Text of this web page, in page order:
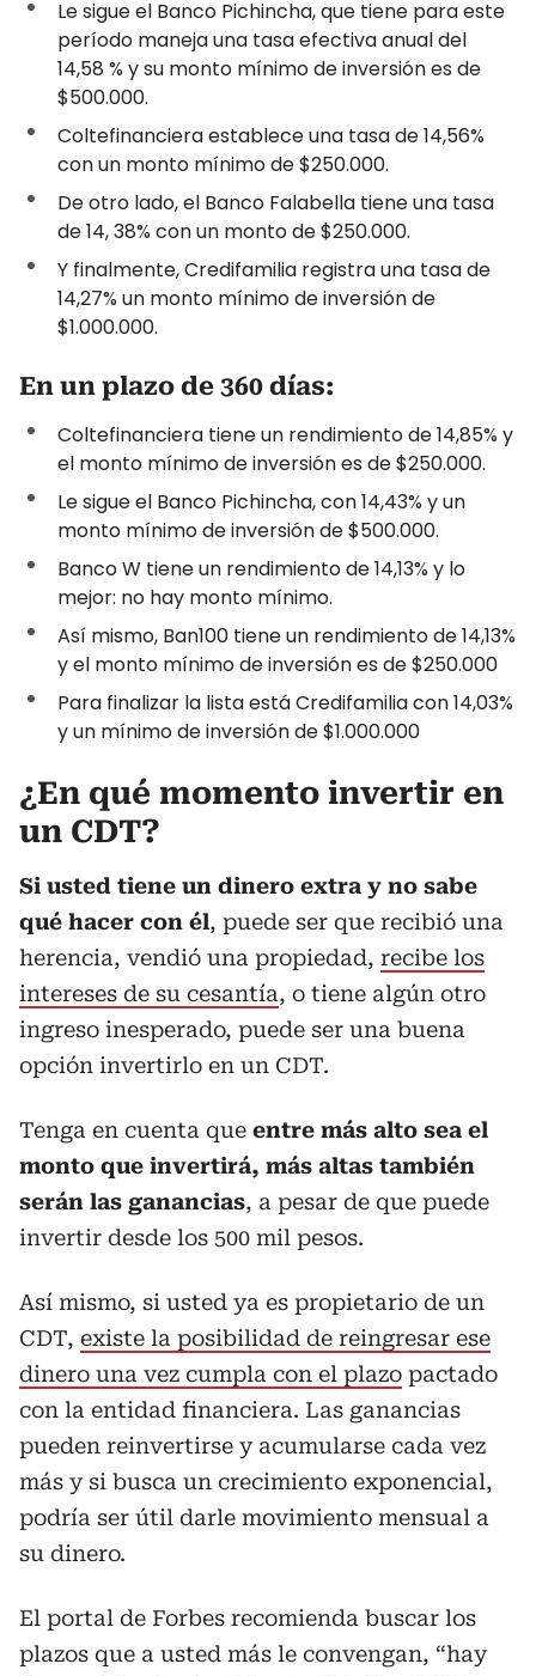
Le sigue el Banco Pichincha, que tiene para este
período maneja una tasa efectiva anual del
14,58 % y su monto mínimo de inversión es de
$500.000.
Coltefinanciera establece una tasa de 14,56%
con un monto mínimo de $250.000.
De otro lado, el Banco Falabella tiene una tasa
de 14, 38% con un monto de $250.000.
Y finalmente, Credifamilia registra una tasa de
14,27% un monto mínimo de inversión de
$1.000.000.
En un plazo de 360 días:
Coltefinanciera tiene un rendimiento de 14,85% y
el monto mínimo de inversión es de $250.000.
Le sigue el Banco Pichincha, con 14,43% y un
monto mínimo de inversión de $500.000.
Banco W tiene un rendimiento de 14,13% y lo
mejor: no hay monto mínimo.
Así mismo, Ban100 tiene un rendimiento de 14,13%
y el monto mínimo de inversión es de $250.000
Para finalizar la lista está Credifamilia con 14,03%
y un mínimo de inversión de $1.000.000
¿En qué momento invertir en
un CDT?
Si usted tiene un dinero extra y no sabe
qué hacer con él, puede ser que recibió una
herencia, vendió una propiedad, recibe los
intereses de su cesantía, o tiene algún otro
ingreso inesperado, puede ser una buena
opción invertirlo en un CDT.
Tenga en cuenta que entre más alto sea el
monto que invertirá, más altas también
serán las ganancias, a pesar de que puede
invertir desde los 500 mil pesos.
Así mismo, si usted ya es propietario de un
CDT, existe la posibilidad de reingresar ese
dinero una vez cumpla con el plazo pactado
con la entidad financiera. Las ganancias
pueden reinvertirse y acumularse cada vez
más y si busca un crecimiento exponencial,
podría ser útil darle movimiento mensual a
su dinero.
El portal de Forbes recomienda buscar los
plazos que a usted más le convengan, “hay